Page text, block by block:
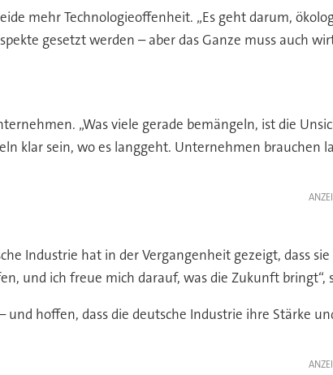
mehr Technologieoffenheit. „Es geht darum,
gesetzt werden – aber das Ganze muss auch
„Was viele gerade bemängeln, ist die
klar sein, wo es langgeht. Unternehmen brauchen
Industrie hat in der Vergangenheit gezeigt, dass
und ich freue mich darauf, was die Zukunft bringt“,
hoffen, dass die deutsche Industrie ihre Stärke